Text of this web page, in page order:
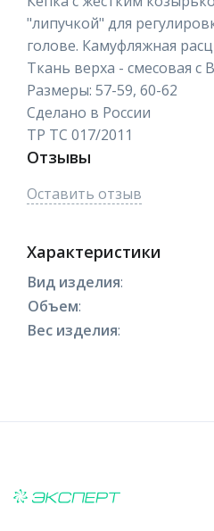
"липучкой" для
голове. Камуфляжная
Ткань верха - смесовая с
Размеры: 57-59, 60-62
Сделано в России
ТР ТС 017/2011
Отзывы
Оставить отзыв
Характеристики
Вид изделия:
Объем:
Вес изделия: